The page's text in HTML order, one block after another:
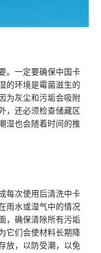
。一定要确保中国卡
的环境是霉菌滋生的
为灰尘和污垢会吸附
，还必须检查储藏区
湿也会随着时间的推
每次使用后清洗中卡
雨水或湿气中的情况
，确保清除所有污垢
它们会使材料长期降
放，以防受潮，以免